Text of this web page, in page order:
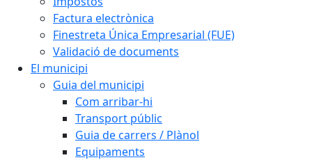
Factura electrònica
Finestreta Única Empresarial (FUE)
Validació de documents
El municipi
Guia del municipi
Com arribar-hi
Transport públic
Guia de carrers / Plànol
Equipaments